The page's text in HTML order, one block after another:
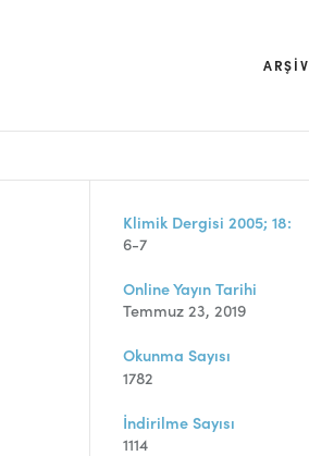
ARŞIV
Klimik Dergisi 2005; 18:
6-7
Online Yayın Tarihi
Temmuz 23, 2019
Okunma Sayısı
1782
İndirilme Sayısı
1114